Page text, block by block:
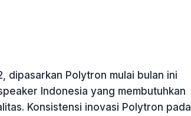
dipasarkan Polytron mulai bulan ini
Indonesia yang membutuhkan
Konsistensi inovasi Polytron pada